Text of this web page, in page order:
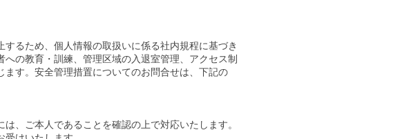
るため、個人情報の取扱いに係る社内規程に基づき
の教育・訓練、管理区域の入退室管理、アクセス制
す。安全管理措置についてのお問合せは、下記の
、ご本人であることを確認の上で対応いたします。